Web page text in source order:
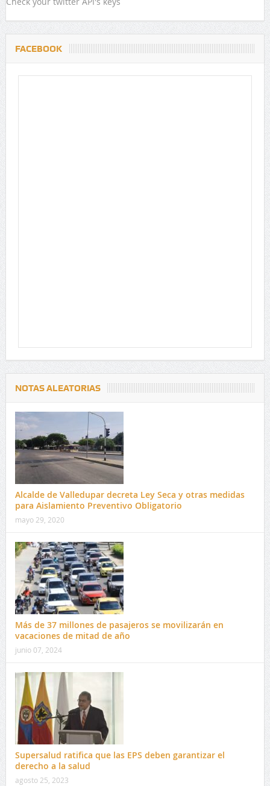
FACEBOOK
NOTAS ALEATORIAS
Alcalde de Valledupar decreta Ley Seca y otras medidas
para Aislamiento Preventivo Obligatorio
mayo 29, 2020
Más de 37 millones de pasajeros se movilizarán en
vacaciones de mitad de año
junio 07, 2024
Supersalud ratifica que las EPS deben garantizar el
derecho a la salud
agosto 25, 2023